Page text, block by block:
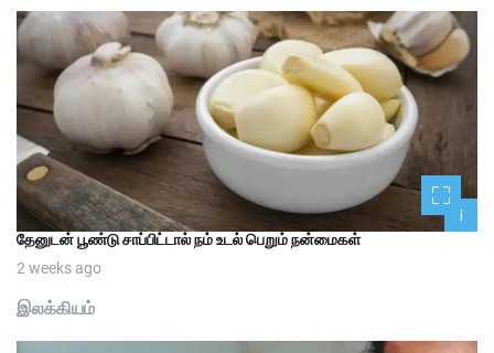
1
தேனுடன் பூண்டு சாப்பிட்டால் நம் உடல் பெறும் நன்மைகள்
2 weeks ago
இலக்கியம்